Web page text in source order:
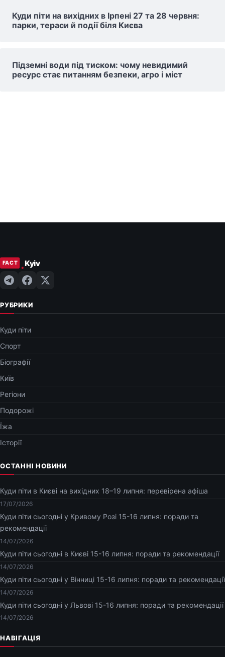
Куди піти на вихідних в Ірпені 27 та 28 червня:
парки, тераси й події біля Києва
Підземні води під тиском: чому невидимий
ресурс стає питанням безпеки, агро і міст
РУБРИКИ
Куди піти
Спорт
Біографії
Київ
Регіони
Подорожі
Їжа
Історії
ОСТАННІ НОВИНИ
Куди піти в Києві на вихідних 18–19 липня: перевірена афіша
17/07/2026
Куди піти сьогодні у Кривому Розі 15-16 липня: поради та
рекомендації
14/07/2026
Куди піти сьогодні в Києві 15-16 липня: поради та рекомендації
14/07/2026
Куди піти сьогодні у Вінниці 15-16 липня: поради та рекомендації
14/07/2026
Куди піти сьогодні у Львові 15-16 липня: поради та рекомендації
14/07/2026
НАВІГАЦІЯ